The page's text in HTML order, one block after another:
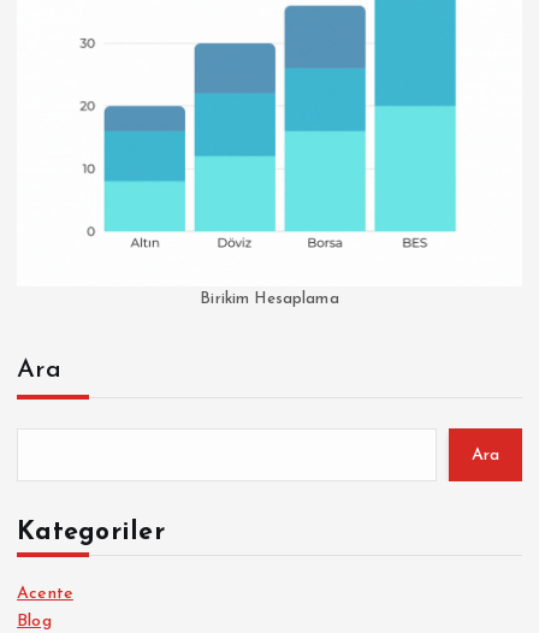
Birikim Hesaplama
Ara
Ara
Kategoriler
Acente
Blog